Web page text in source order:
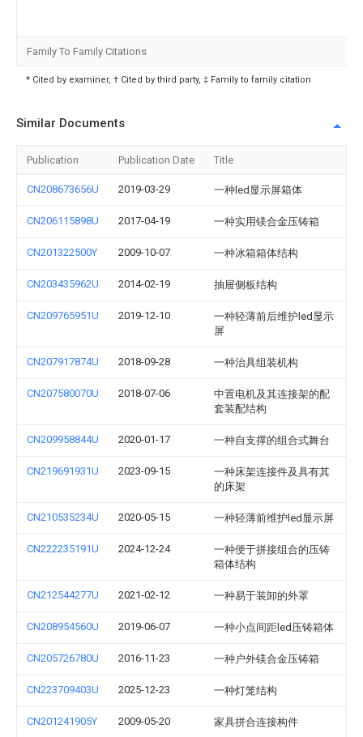
Family To Family Citations
* Cited by examiner, † Cited by third party, ‡ Family to family citation
Similar Documents
Publication Publication Date Title
CN208673656U 2019-03-29 一种led显示屏箱体
CN206115898U 2017-04-19 一种实用镁合金压铸箱
CN201322500Y 2009-10-07 一种冰箱箱体结构
CN203435962U 2014-02-19 抽屉侧板结构
CN209765951U 2019-12-10
一种轻薄前后维护led显示
屏
CN207917874U 2018-09-28 一种治具组装机构
CN207580070U 2018-07-06
中置电机及其连接架的配
套装配结构
CN209958844U 2020-01-17 一种自支撑的组合式舞台
CN219691931U 2023-09-15
一种床架连接件及具有其
的床架
CN210535234U 2020-05-15 一种轻薄前维护led显示屏
CN222235191U 2024-12-24
一种便于拼接组合的压铸
箱体结构
CN212544277U 2021-02-12 一种易于装卸的外罩
CN208954560U 2019-06-07 一种小点间距led压铸箱体
CN205726780U 2016-11-23 一种户外镁合金压铸箱
CN223709403U 2025-12-23 一种灯笼结构
CN201241905Y 2009-05-20 家具拼合连接构件